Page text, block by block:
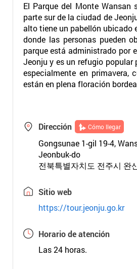
El Parque del Monte Wansan
parte sur de la ciudad de
alto tiene un pabellón ubicado
donde las personas pueden
parque está administrado por
Jeonju y es un refugio popular
especialmente en primavera,
están en plena floración
Dirección Cómo llegar
Gongsunae 1-gil 19-4,
Jeonbuk-do
전북특별자치도 전주시 완
Sitio web
https://tour.jeonju.go.kr
Horario de atención
Las 24 horas.